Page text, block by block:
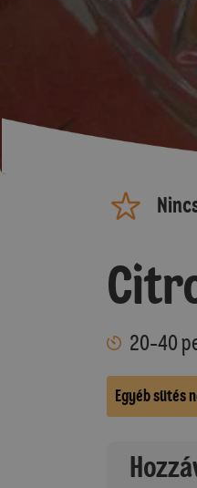
20-40
Egyéb sütés